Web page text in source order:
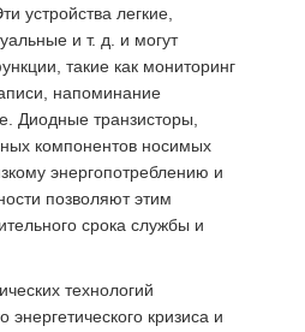
устройства легкие,
и т. д. и могут
такие как мониторинг
напоминание
Диодные транзисторы,
компонентов носимых
энергопотреблению и
позволяют этим
срока службы и
технологий
кризиса и